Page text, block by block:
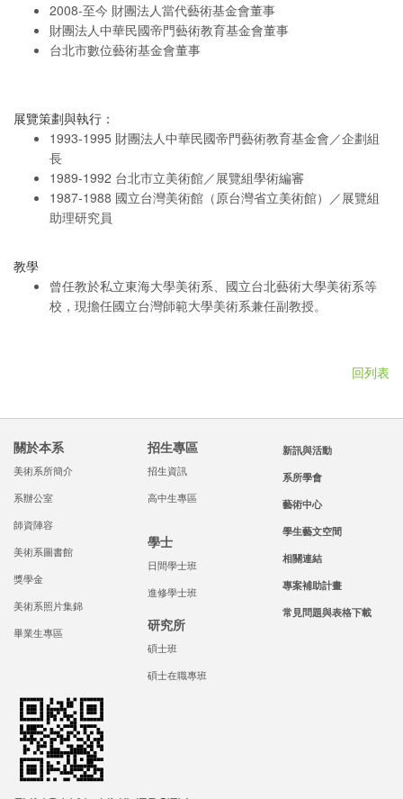
2008-至今 財團法人當代藝術基金會董事
財團法人中華民國帝門藝術教育基金會董事
台北市數位藝術基金會董事
展覽策劃與執行：
1993-1995 財團法人中華民國帝門藝術教育基金會／企劃組
長
1989-1992 台北市立美術館／展覽組學術編審
1987-1988 國立台灣美術館（原台灣省立美術館）／展覽組
助理研究員
教學
曾任教於私立東海大學美術系、國立台北藝術大學美術系等
校，現擔任國立台灣師範大學美術系兼任副教授。
回列表
關於本系
美術系所簡介
系辦公室
師資陣容
美術系圖書館
獎學金
美術系照片集錦
畢業生專區
招生專區
招生資訊
高中生專區
學士
日間學士班
進修學士班
研究所
碩士班
碩士在職專班
新訊與活動
系所學會
藝術中心
學生藝文空間
相關連結
專案補助計畫
常見問題與表格下載